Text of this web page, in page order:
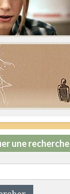
une recherche
: